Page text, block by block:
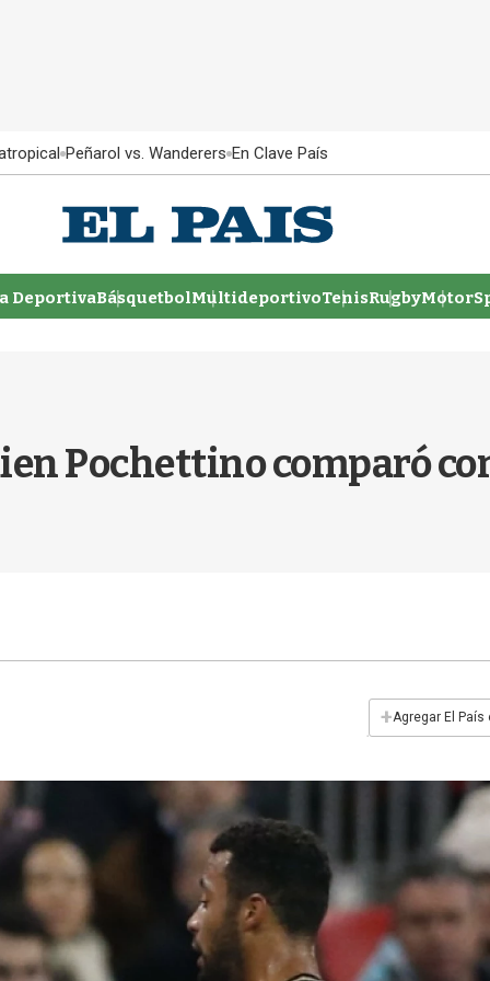
Peñarol vs. Wanderers En Clave País
DeportivaBásquetbolMultideportivoTenisRugby
Pochettino comparó
+Agregar El País